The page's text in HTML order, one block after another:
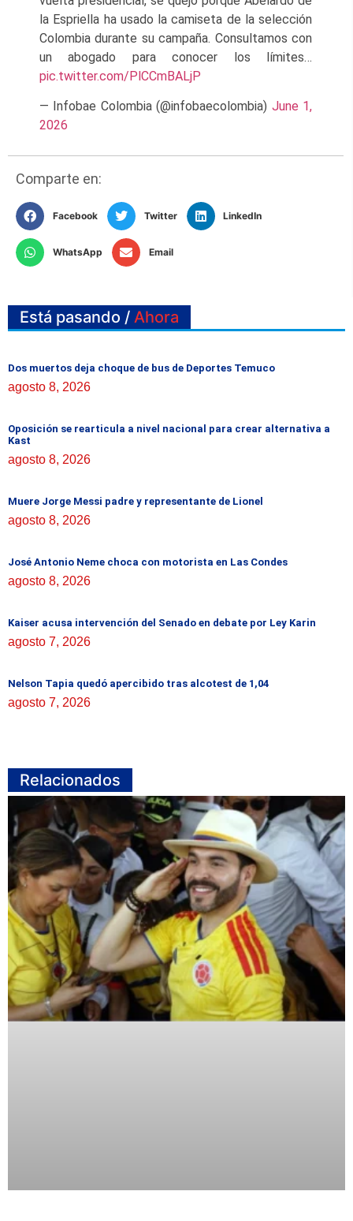
la Espriella ha usado la camiseta de la selección
Colombia durante su campaña. Consultamos con
un abogado para conocer los límites…
pic.twitter.com/PlCCmBALjP
— Infobae Colombia (@infobaecolombia) June 1,
2026
Comparte en:
Facebook Twitter LinkedIn
WhatsApp Email
Está pasando / Ahora
Dos muertos deja choque de bus de Deportes Temuco
agosto 8, 2026
Oposición se rearticula a nivel nacional para crear alternativa a
Kast
agosto 8, 2026
Muere Jorge Messi padre y representante de Lionel
agosto 8, 2026
José Antonio Neme choca con motorista en Las Condes
agosto 8, 2026
Kaiser acusa intervención del Senado en debate por Ley Karin
agosto 7, 2026
Nelson Tapia quedó apercibido tras alcotest de 1,04
agosto 7, 2026
Relacionados